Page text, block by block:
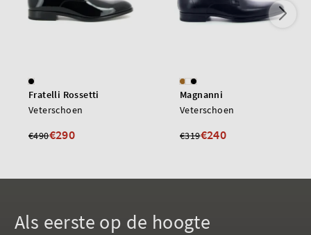
Fratelli Rossetti
Veterschoen
€490€290
Magnanni
Veterschoen
€319€240
Als eerste op de hoogte